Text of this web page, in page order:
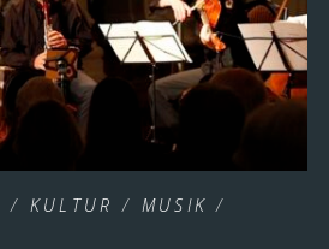
/ KULTUR / MUSIK /